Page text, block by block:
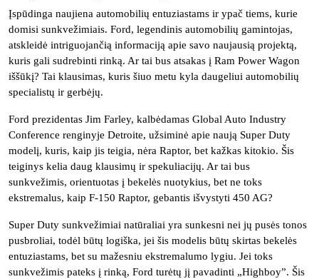
Įspūdinga naujiena automobilių entuziastams ir ypač tiems, kurie
domisi sunkvežimiais. Ford, legendinis automobilių gamintojas,
atskleidė intriguojančią informaciją apie savo naujausią projektą,
kuris gali sudrebinti rinką. Ar tai bus atsakas į Ram Power Wagon
iššūkį? Tai klausimas, kuris šiuo metu kyla daugeliui automobilių
specialistų ir gerbėjų.
Ford prezidentas Jim Farley, kalbėdamas Global Auto Industry
Conference renginyje Detroite, užsiminė apie naują Super Duty
modelį, kuris, kaip jis teigia, nėra Raptor, bet kažkas kitokio. Šis
teiginys kelia daug klausimų ir spekuliacijų. Ar tai bus
sunkvežimis, orientuotas į bekelės nuotykius, bet ne toks
ekstremalus, kaip F-150 Raptor, gebantis išvystyti 450 AG?
Super Duty sunkvežimiai natūraliai yra sunkesni nei jų pusės tonos
pusbroliai, todėl būtų logiška, jei šis modelis būtų skirtas bekelės
entuziastams, bet su mažesniu ekstremalumo lygiu. Jei toks
sunkvežimis pateks į rinką, Ford turėtų jį pavadinti „Highboy”. Šis